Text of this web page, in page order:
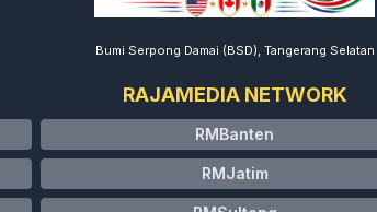
Bumi Serpong Damai (BSD), Tangerang Selatan
RAJAMEDIA NETWORK
RMBanten
RMJatim